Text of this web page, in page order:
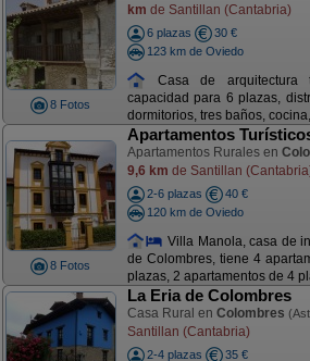
8 Fotos
km de Santillan (Cantabria)
6 plazas
30 €
123 km de Oviedo
Casa de arquitectura
capacidad para 6 plazas,
dormitorios, tres baños,
8 Fotos
Apartamentos
Apartamentos Rurales en
9,6 km de Santillan
2-6 plazas
40 €
120 km de Oviedo
Villa Manola, casa de
de Colombres, tiene 4
plazas, 2 apartamentos de 4
La Eria de Colombres
Casa Rural en Colombres
Santillan (Cantabria)
2-4 plazas 35 €